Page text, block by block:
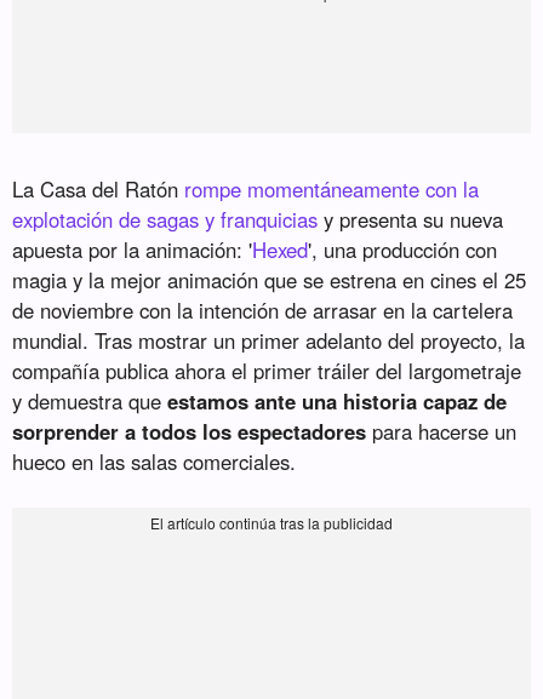
La Casa del Ratón rompe momentáneamente con la
explotación de sagas y franquicias y presenta su nueva
apuesta por la animación: 'Hexed', una producción con
magia y la mejor animación que se estrena en cines el 25
de noviembre con la intención de arrasar en la cartelera
mundial. Tras mostrar un primer adelanto del proyecto, la
compañía publica ahora el primer tráiler del largometraje
y demuestra queestamos ante una historia capaz de
sorprender a todos los espectadores para hacerse un
hueco en las salas comerciales.